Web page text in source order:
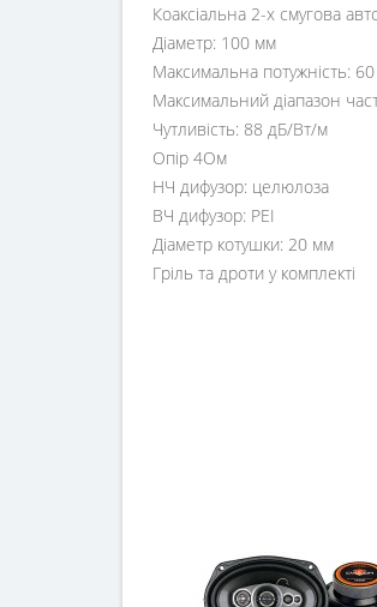
Коаксіальна 2-х смугова
Діаметр: 100 мм
Максимальна потужність:
Максимальний діапазон
Чутливість: 88 дБ/Вт/м
Опір 4Ом
НЧ дифузор: целюлоза
ВЧ дифузор: PEI
Діаметр котушки: 20 мм
Гріль та дроти у комплекті